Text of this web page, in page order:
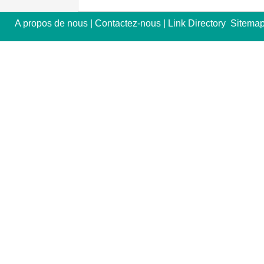
A propos de nous Contactez-nous Link Directory